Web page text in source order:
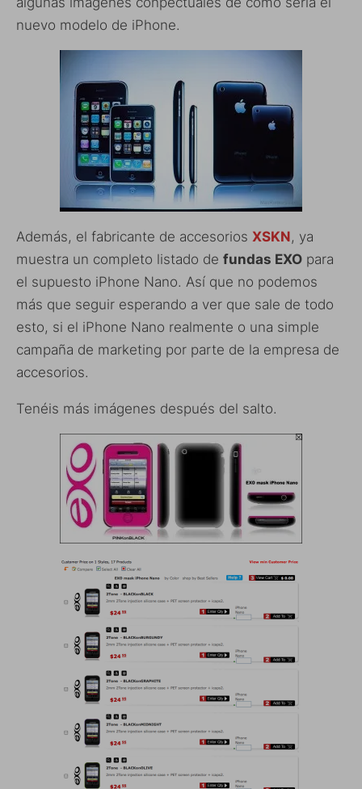
nuevo modelo de iPhone.
Además, el fabricante de accesorios XSKN, ya
muestra un completo listado de fundas EXO para
el supuesto iPhone Nano. Así que no podemos
más que seguir esperando a ver que sale de todo
esto, si el iPhone Nano realmente o una simple
campaña de marketing por parte de la empresa de
accesorios.
Tenéis más imágenes después del salto.